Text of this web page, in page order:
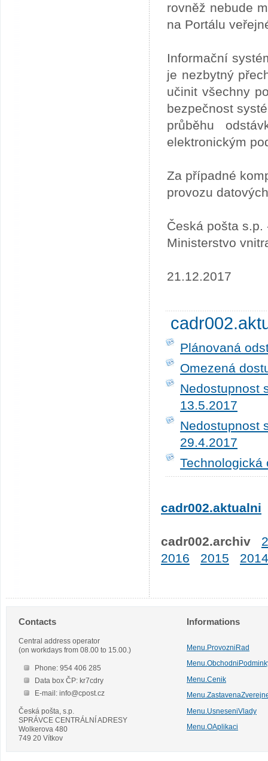
rovněž nebude
na Portálu
Informační
je nezbytný
učinit všechny
bezpečnost
průběhu
elektronickým
Za případné
provozu
Česká pošta s.p.
Ministerstvo
21.12.2017
Plánovaná
Omezená
Nedostupnost
13.5.2017
Nedostupnost
29.4.2017
Technologická
cadr002.aktualni
cadr002.archiv
2016
2015 2014
Contacts
Central address operator
(on workdays from 08.00 to 15.00.)
Phone: 954 406 285
Data box ČP: kr7cdry
E-mail: info@cpost.cz
Česká pošta, s.p.
SPRÁVCE CENTRÁLNÍ ADRESY
Wolkerova 480
749 20 Vítkov
Informations
Menu.ProvozniRad
Menu.Cenik
Menu.UsneseniVlady
Menu.OAplikaci